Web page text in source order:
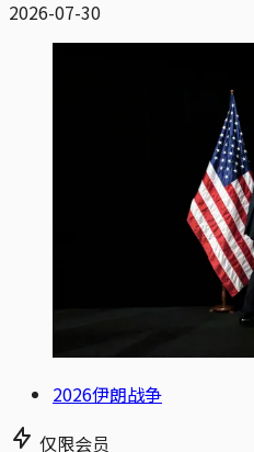
2026-07-30
2026伊朗战争
仅限会员